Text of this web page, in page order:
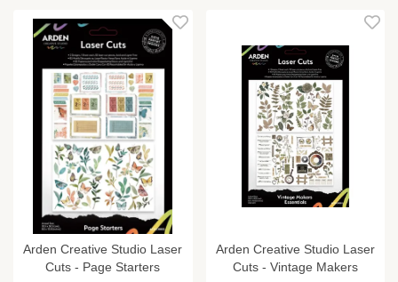
Arden Creative Studio Laser
Cuts - Page Starters
Arden Creative Studio Laser
Cuts - Vintage Makers